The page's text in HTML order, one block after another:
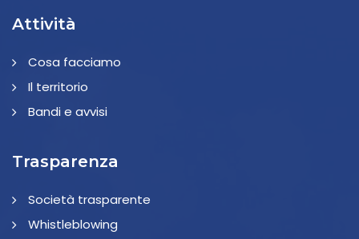
Attività
Cosa facciamo
Il territorio
Bandi e avvisi
Trasparenza
Società trasparente
Whistleblowing